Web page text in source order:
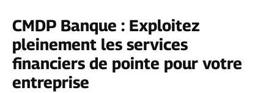
CMDP Banque : Exploitez
pleinement les services
financiers de pointe pour votre
entreprise